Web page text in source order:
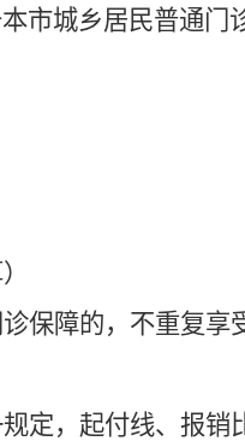
市城乡居民普通门
保障的，不重复享
定，起付线、报销